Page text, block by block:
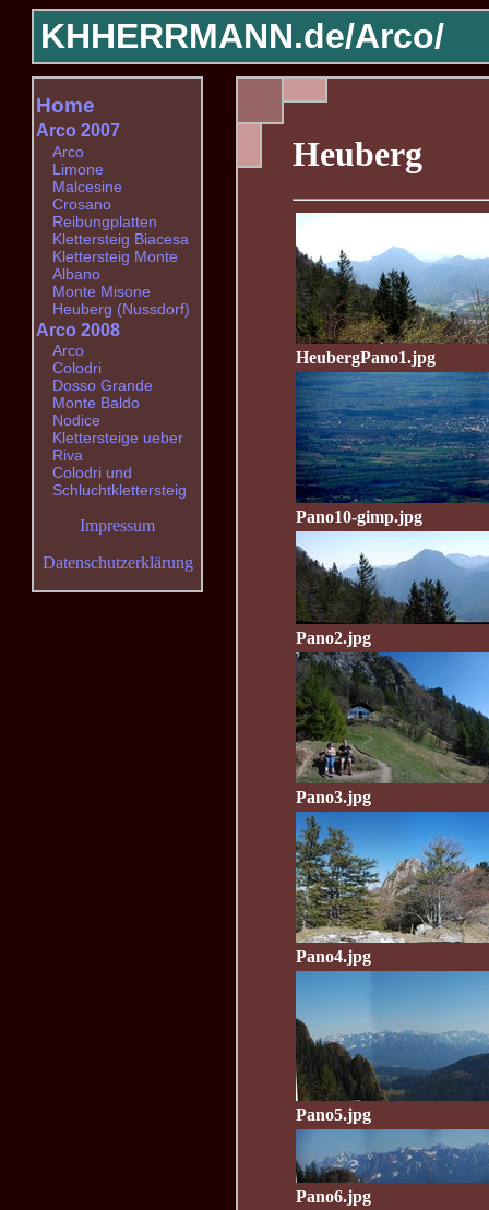
KHHERRMANN.de/Arco/
Heuberg
HeubergPano1.jpg
Pano10-gimp.jpg
Pano2.jpg
Pano3.jpg
Pano4.jpg
Pano5.jpg
Pano6.jpg
Home
Arco 2007
Arco
Limone
Malcesine
Crosano
Reibungplatten
Klettersteig Biacesa
Klettersteig Monte
Albano
Monte Misone
Heuberg (Nussdorf)
Arco 2008
Arco
Colodri
Dosso Grande
Monte Baldo
Nodice
Klettersteige ueber
Riva
Colodri und
Schluchtklettersteig
Impressum
Datenschutzerklärung